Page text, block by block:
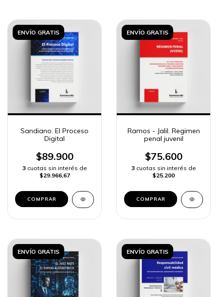
ENVÍO GRATIS
Sandiano. El Proceso
Digital
$89.900
3 cuotas sin interés de
$29.966,67
COMPRAR
ENVÍO GRATIS
Ramos - Jalil. Regimen
penal juvenil
$75.600
3 cuotas sin interés de
$25.200
COMPRAR
ENVÍO GRATIS ENVÍO GRATIS